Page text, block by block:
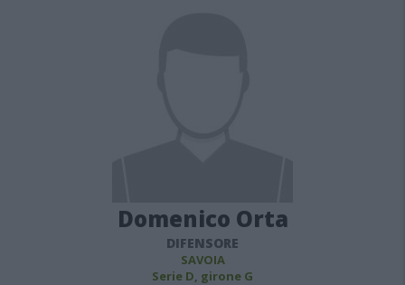
Domenico Orta
DIFENSORE
SAVOIA
Serie D, girone G